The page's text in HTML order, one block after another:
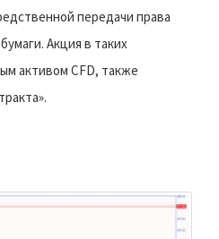
передачи права
Акция в таких
активом CFD, также